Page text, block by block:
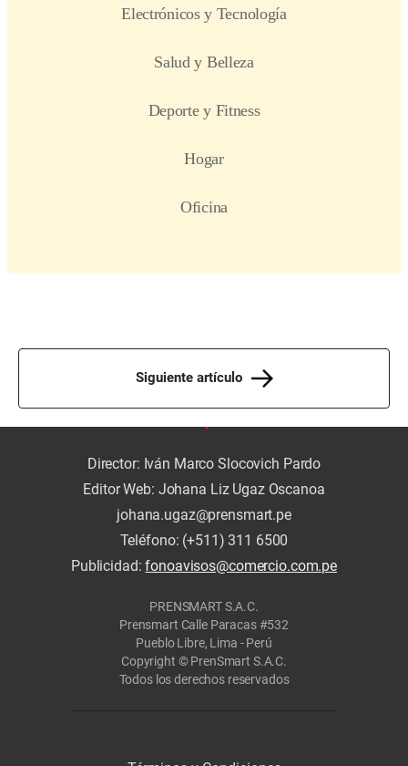
Siguiente artículo
Director: Iván Marco Slocovich Pardo
Editor Web: Johana Liz Ugaz Oscanoa
johana.ugaz@prensmart.pe
Teléfono: (+511) 311 6500
Publicidad:fonoavisos@comercio.com.pe
PRENSMART S.A.C.
Prensmart Calle Paracas #532
Pueblo Libre, Lima - Perú
Copyright © PrenSmart S.A.C.
Todos los derechos reservados